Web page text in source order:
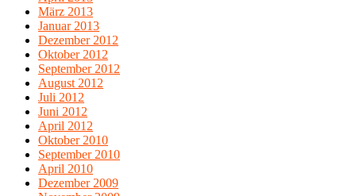
März 2013
Januar 2013
Dezember 2012
Oktober 2012
September 2012
August 2012
Juli 2012
Juni 2012
April 2012
Oktober 2010
September 2010
April 2010
Dezember 2009